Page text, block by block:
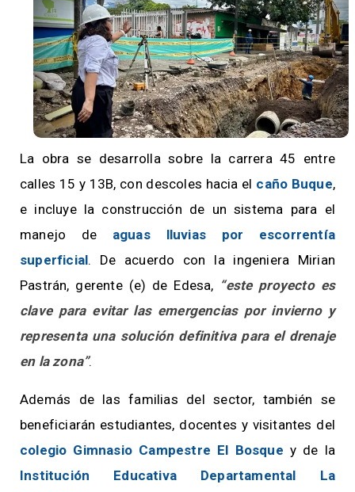
La obra se desarrolla sobre la carrera 45 entre
calles 15 y 13B, con descoles hacia el caño Buque,
e incluye la construcción de un sistema para el
manejo de aguas lluvias por escorrentía
superficial. De acuerdo con la ingeniera Mirian
Pastrán, gerente (e) de Edesa, “este proyecto es
clave para evitar las emergencias por invierno y
representa una solución definitiva para el drenaje
en la zona”.
Además de las familias del sector, también se
beneficiarán estudiantes, docentes y visitantes del
colegio Gimnasio Campestre El Bosque y de la
Institución Educativa Departamental La